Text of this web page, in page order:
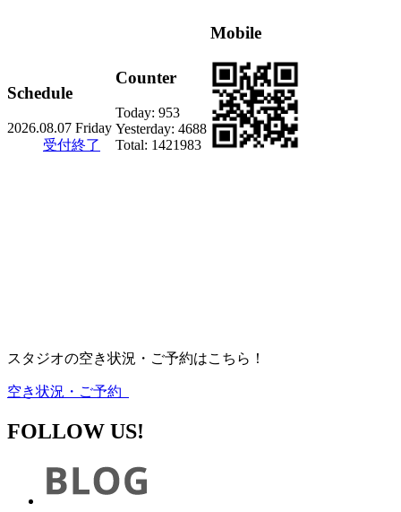
Schedule
2026.08.07 Friday
受付終了
Counter
Today: 953
Yesterday: 4688
Total: 1421983
Mobile
スタジオの空き状況・ご予約はこちら！
空き状況・ご予約
FOLLOW US!